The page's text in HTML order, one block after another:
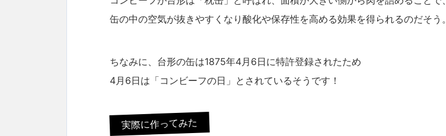
缶の中の空気が抜きやすくなり酸化や保存性を高める効果を得られるのだそう。
ちなみに、台形の缶は1875年4月6日に特許登録されたため
4月6日は「コンビーフの日」とされているそうです！
実際に作ってみた